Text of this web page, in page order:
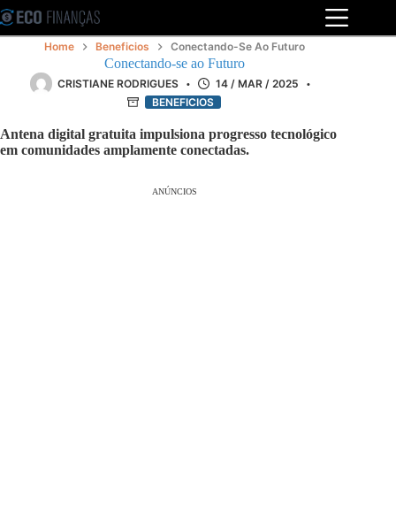
Pular
para
o
conteúdo
Home Beneficios Conectando-Se Ao Futuro
Conectando-se ao Futuro
CRISTIANE RODRIGUES
14 / MAR / 2025
BENEFICIOS
Antena digital gratuita impulsiona progresso tecnológico
em comunidades amplamente conectadas.
ANÚNCIOS